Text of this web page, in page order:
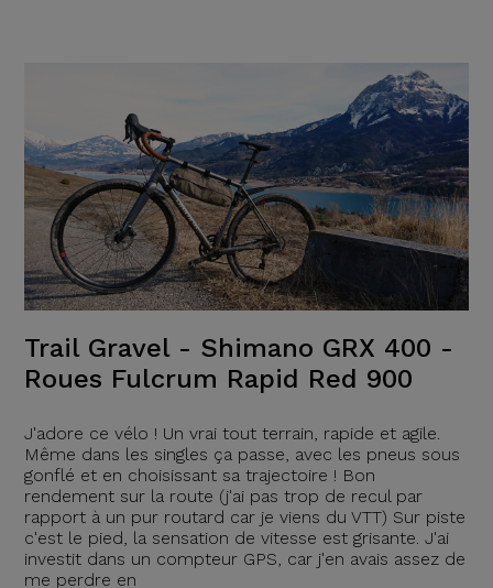
Trail Gravel - Shimano GRX 400 -
Roues Fulcrum Rapid Red 900
J'adore ce vélo ! Un vrai tout terrain, rapide et agile.
Même dans les singles ça passe, avec les pneus sous
gonflé et en choisissant sa trajectoire ! Bon
rendement sur la route (j'ai pas trop de recul par
rapport à un pur routard car je viens du VTT) Sur piste
c'est le pied, la sensation de vitesse est grisante. J'ai
investit dans un compteur GPS, car j'en avais assez de
me perdre en